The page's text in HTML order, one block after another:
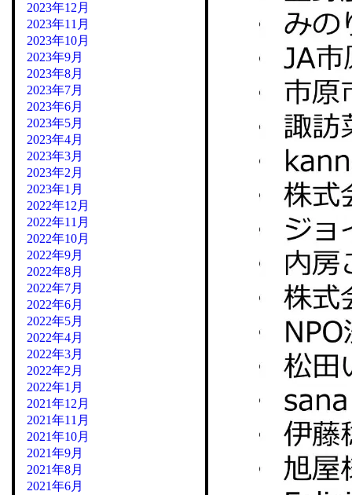
2023年12月
2023年11月
2023年10月
2023年9月
2023年8月
2023年7月
2023年6月
2023年5月
2023年4月
2023年3月
2023年2月
2023年1月
2022年12月
2022年11月
2022年10月
2022年9月
2022年8月
2022年7月
2022年6月
2022年5月
2022年4月
2022年3月
2022年2月
2022年1月
2021年12月
2021年11月
2021年10月
2021年9月
2021年8月
2021年6月